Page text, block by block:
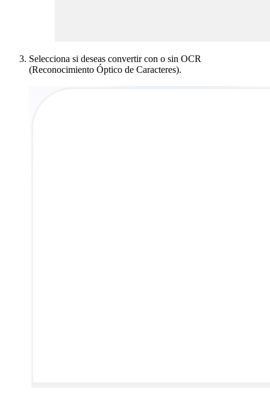
Selecciona si deseas convertir con o sin OCR
(Reconocimiento Óptico de Caracteres).